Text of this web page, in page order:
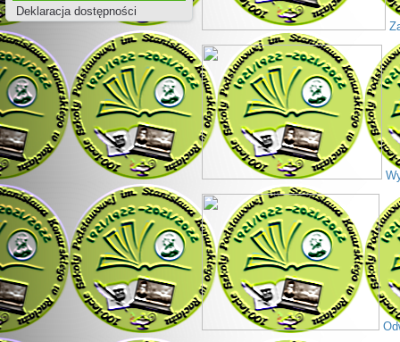
Deklaracja dostępności